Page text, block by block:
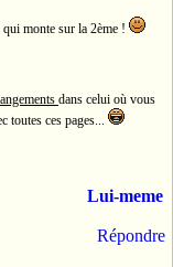
qui monte sur la 2ème !
dans celui où vous
toutes ces pages...
Lui-meme
Répondre